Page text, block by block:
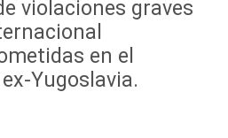
violaciones graves
en el
Yugoslavia.